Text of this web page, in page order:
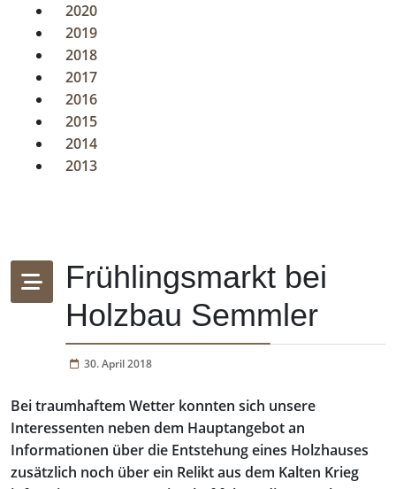
2020
2019
2018
2017
2016
2015
2014
2013
Frühlingsmarkt bei
Holzbau Semmler
30. April 2018
Bei traumhaftem Wetter konnten sich unsere
Interessenten neben dem Hauptangebot an
Informationen über die Entstehung eines Holzhauses
zusätzlich noch über ein Relikt aus dem Kalten Krieg